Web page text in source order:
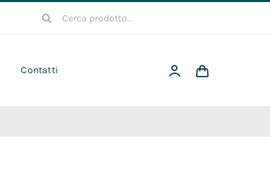
Cerca
Contatti